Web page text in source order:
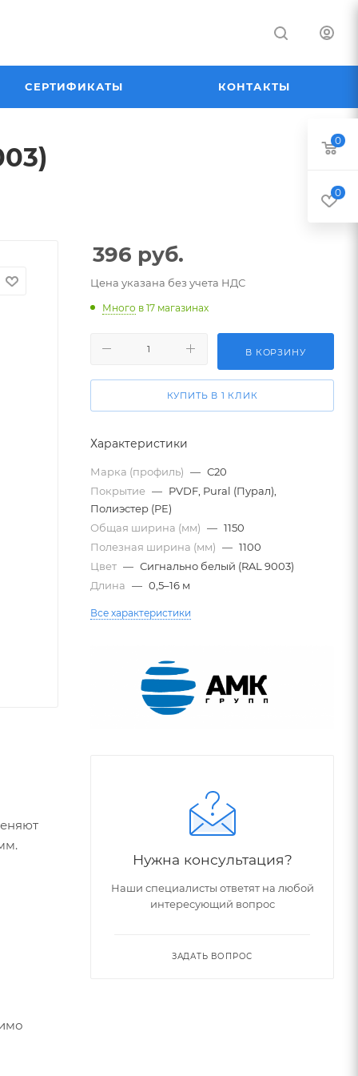
СЕРТИФИКАТЫ КОНТАКТЫ
396 руб.
Цена указана без учета НДС
Много в 17 магазинах
В КОРЗИНУ
КУПИТЬ В 1 КЛИК
Характеристики
Марка (профиль) — С20
Покрытие — PVDF, Pural (Пурал),
Полиэстер (PE)
Общая ширина (мм) — 1150
Полезная ширина (мм) — 1100
Цвет — Сигнально белый (RAL 9003)
Длина — 0,5–16 м
Все характеристики
Нужна консультация?
Наши специалисты ответят на любой
интересующий вопрос
ЗАДАТЬ ВОПРОС
0
0